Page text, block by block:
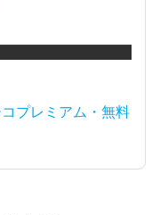
プレミアム・無料